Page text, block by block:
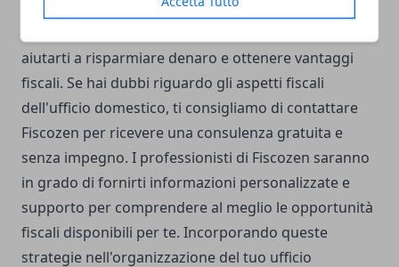
deduzioni fiscali per l'ufficio e tenere traccia delle
aiutarti a risparmiare denaro e ottenere vantaggi
fiscali. Se hai dubbi riguardo gli aspetti fiscali
dell'ufficio domestico, ti consigliamo di contattare
Fiscozen per ricevere una consulenza gratuita e
senza impegno. I professionisti di Fiscozen saranno
in grado di fornirti informazioni personalizzate e
supporto per comprendere al meglio le opportunità
fiscali disponibili per te. Incorporando queste
strategie nell'organizzazione del tuo ufficio